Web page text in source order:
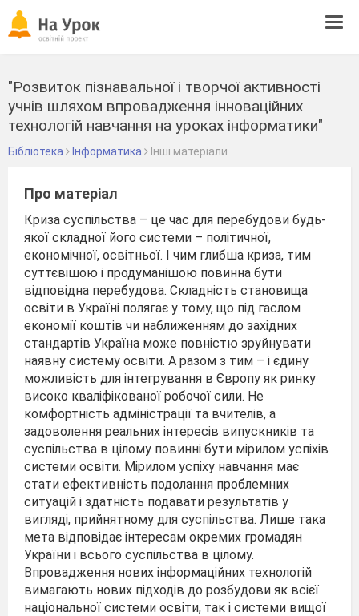
"Розвиток пізнавальної і творчої активності
учнів шляхом впровадження інноваційних
технологій навчання на уроках інформатики"
Бібліотека Інформатика Інші матеріали
Про матеріал
Криза суспільства – це час для перебудови будь-
якої складної його системи – політичної,
економічної, освітньої. І чим глибша криза, тим
суттєвішою і продуманішою повинна бути
відповідна перебудова. Складність становища
освіти в Україні полягає у тому, що під гаслом
економії коштів чи наближенням до західних
стандартів Україна може повністю зруйнувати
наявну систему освіти. А разом з тим – і єдину
можливість для інтегрування в Європу як ринку
високо кваліфікованої робочої сили. Не
комфортність адміністрації та вчителів, а
задоволення реальних інтересів випускників та
суспільства в цілому повинні бути мірилом успіхів
системи освіти. Мірилом успіху навчання має
стати ефективність подолання проблемних
ситуацій і здатність подавати результатів у
вигляді, прийнятному для суспільства. Лише така
мета відповідає інтересам окремих громадян
України і всього суспільства в цілому.
Впровадження нових інформаційних технологій
вимагають нових підходів до розбудови як всієї
національної системи освіти, так і системи вищої